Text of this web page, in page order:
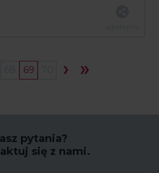
69
pytania?
się z nami.